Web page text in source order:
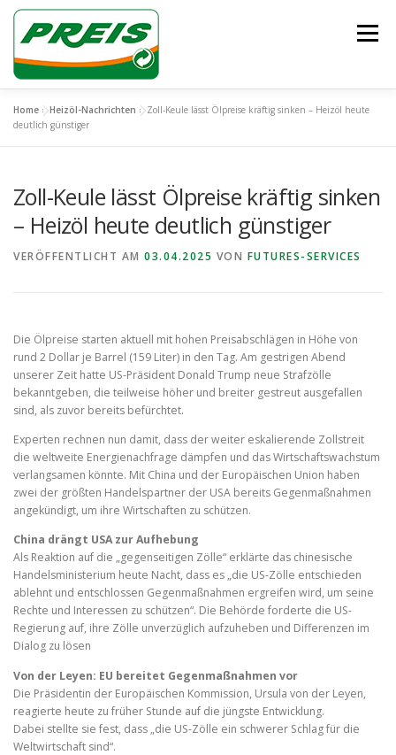
Zum
springen
Menü
ÜBER UNS
UNSER TEAM KONTAKT
Home »Heizöl-Nachrichten »Zoll-Keule lässt Ölpreise kräftig sinken – Heizöl heute
deutlich günstiger
Zoll-Keule lässt Ölpreise kräftig sinken
– Heizöl heute deutlich günstiger
VERÖFFENTLICHT AM 03.04.2025 VON FUTURES-SERVICES
Die Ölpreise starten aktuell mit hohen Preisabschlägen in Höhe von
rund 2 Dollar je Barrel (159 Liter) in den Tag. Am gestrigen Abend
unserer Zeit hatte US-Präsident Donald Trump neue Strafzölle
bekanntgeben, die teilweise höher und breiter gestreut ausgefallen
sind, als zuvor bereits befürchtet.
Experten rechnen nun damit, dass der weiter eskalierende Zollstreit
die weltweite Energienachfrage dämpfen und das Wirtschaftswachstum
verlangsamen könnte. Mit China und der Europäischen Union haben
zwei der größten Handelspartner der USA bereits Gegenmaßnahmen
angekündigt, um ihre Wirtschaften zu schützen.
China drängt USA zur Aufhebung
Als Reaktion auf die „gegenseitigen Zölle“ erklärte das chinesische
Handelsministerium heute Nacht, dass es „die US-Zölle entschieden
ablehnt und entschlossen Gegenmaßnahmen ergreifen wird, um seine
Rechte und Interessen zu schützen“. Die Behörde forderte die US-
Regierung auf, ihre Zölle unverzüglich aufzuheben und Differenzen im
Dialog zu lösen
Von der Leyen: EU bereitet Gegenmaßnahmen vor
Die Präsidentin der Europäischen Kommission, Ursula von der Leyen,
reagierte heute zu früher Stunde auf die jüngste Entwicklung.
Dabei stellte sie fest, dass „die US-Zölle ein schwerer Schlag für die
Weltwirtschaft sind“.